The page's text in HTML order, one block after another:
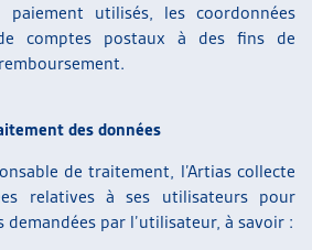
paiement utilisés, les coordonnées
comptes postaux à des fins de
des données
de traitement, l’Artias collecte
relatives à ses utilisateurs pour
par l’utilisateur, à savoir :